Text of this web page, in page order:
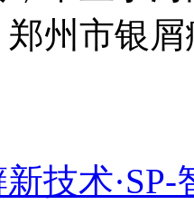
州市银
技术·SP-